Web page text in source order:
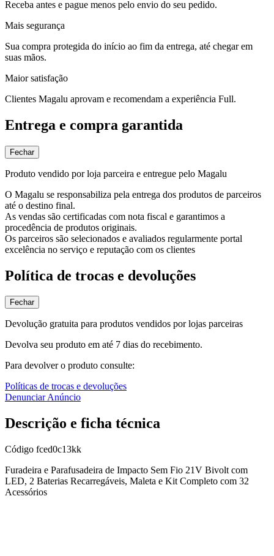
Receba antes e pague menos pelo envio do seu pedido.
Mais segurança
Sua compra protegida do início ao fim da entrega, até chegar em
suas mãos.
Maior satisfação
Clientes Magalu aprovam e recomendam a experiência Full.
Entrega e compra garantida
Fechar
Produto vendido por loja parceira e entregue pelo Magalu
O Magalu se responsabiliza pela entrega dos produtos de parceiros
até o destino final.
As vendas são certificadas com nota fiscal e garantimos a
procedência de produtos originais.
Os parceiros são selecionados e avaliados regularmente portal
excelência no serviço e reputação com os clientes
Política de trocas e devoluções
Fechar
Devolução gratuita para produtos vendidos por lojas parceiras
Devolva seu produto em até 7 dias do recebimento.
Para devolver o produto consulte:
Políticas de trocas e devoluções
Denunciar Anúncio
Descrição e ficha técnica
Código fced0c13kk
Furadeira e Parafusadeira de Impacto Sem Fio 21V Bivolt com
LED, 2 Baterias Recarregáveis, Maleta e Kit Completo com 32
Acessórios